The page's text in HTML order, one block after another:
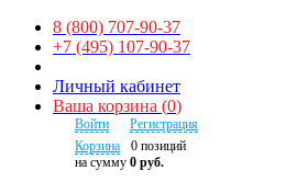
8 (800) 707-90-37
+7 (495) 107-90-37
Личный кабинет
Ваша корзина (0)
Войти
Регистрация
Корзина
0 позиций
на сумму 0 руб.